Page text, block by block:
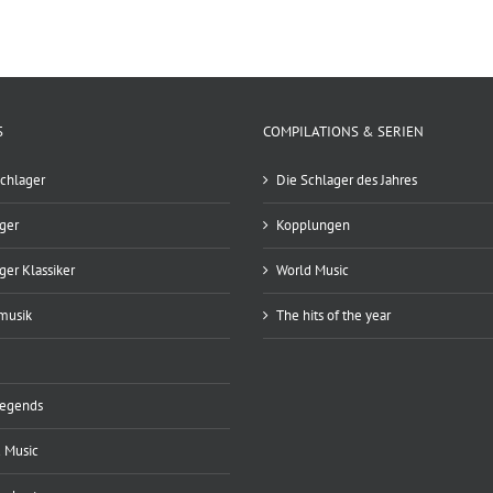
Klassiker
COMPILATIONS & SERIEN
Die Schlager des Jahres
Kopplungen
World Music
The hits of the year